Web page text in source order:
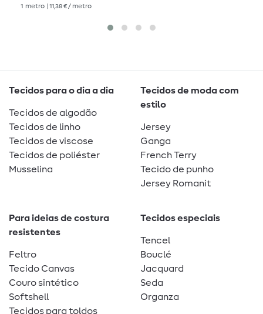
1 metro | 11,38 € / metro
Tecidos para o dia a dia
Tecidos de algodão
Tecidos de linho
Tecidos de viscose
Tecidos de poliéster
Musselina
Tecidos de moda com
estilo
Jersey
Ganga
French Terry
Tecido de punho
Jersey Romanit
Para ideias de costura
resistentes
Feltro
Tecido Canvas
Couro sintético
Softshell
Tecidos para toldos
Tecidos especiais
Tencel
Bouclé
Jacquard
Seda
Organza